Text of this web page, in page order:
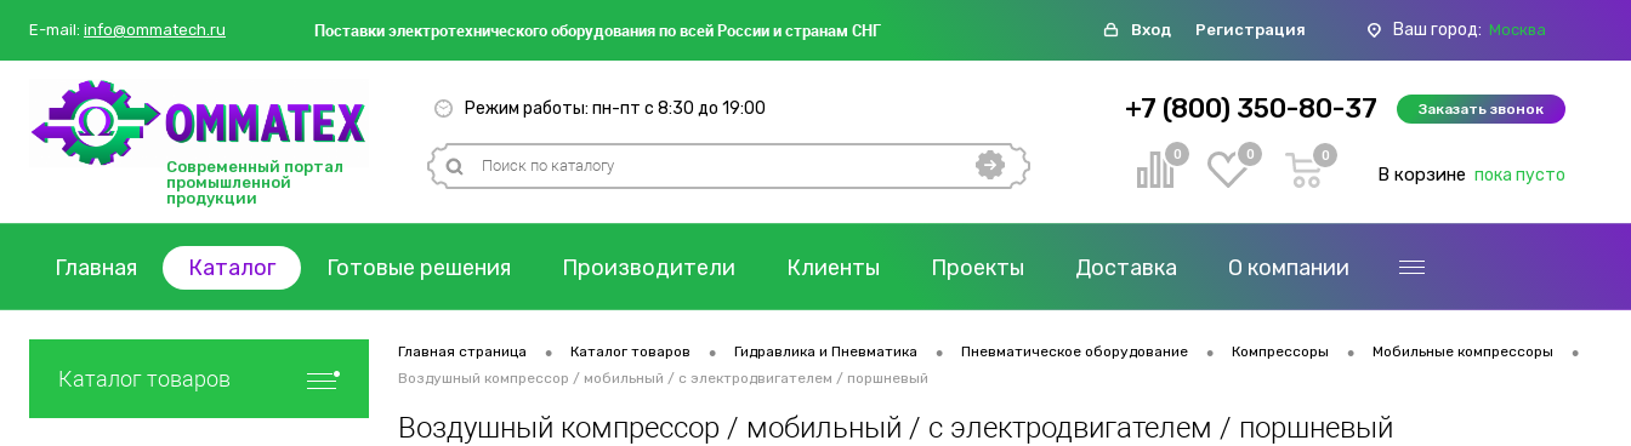
E-mail: info@ommatech.ru Поставкиэлектротехнического оборудования по всей России и странам СНГ Вход Регистрация Ваш город: Москва
Современный портал
промышленной
продукции
Режим работы: пн-пт с 8:30 до 19:00 +7 (800) 350-80-37 Заказать звонок
0 0 0
В корзине пока пусто
Главная Каталог Готовые решения Производители Клиенты Проекты Доставка О компании
Каталог товаров
Главная страница • Каталог товаров • Гидравлика и Пневматика • Пневматическое оборудование • Компрессоры • Мобильные компрессоры •
Воздушный компрессор / мобильный / с электродвигателем / поршневый
Воздушный компрессор / мобильный / с электродвигателем / поршневый